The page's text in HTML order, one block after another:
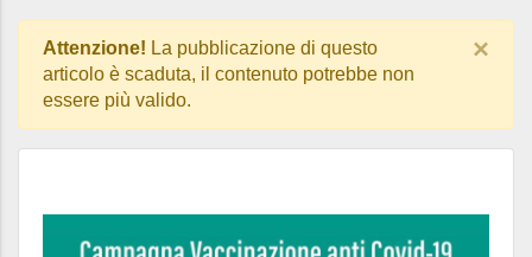
Attenzione! La pubblicazione di questo
articolo è scaduta, il contenuto potrebbe non
essere più valido.
×